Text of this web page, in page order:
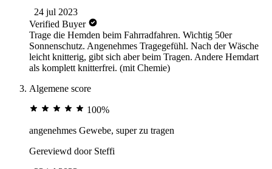
24 jul 2023
Verified Buyer
Trage die Hemden beim Fahrradfahren. Wichtig 50er
Sonnenschutz. Angenehmes Tragegefühl. Nach der Wäsche
leicht knitterig, gibt sich aber beim Tragen. Andere Hemdart
als komplett knitterfrei. (mit Chemie)
Algemene score
100%
angenehmes Gewebe, super zu tragen
Gereviewd door Steffi